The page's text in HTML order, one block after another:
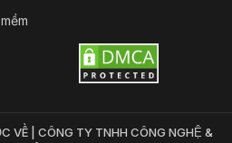
VỀ | CÔNG TY TNHH CÔNG NGHỆ &